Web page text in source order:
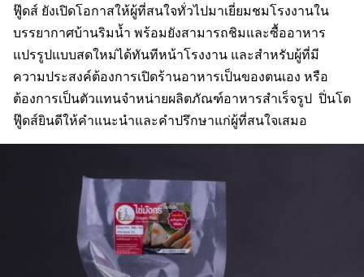
ฟู๊ดส์ ยังเปิดโอกาสให้ผู้ที่สนใจทั่วไปมาเยี่ยมชมโรงงานใน
บรรยากาศบ้านริมน้ำ พร้อมยังสามารถชิมและซื้ออาหาร
แปรรูปแบบสดใหม่ได้ทันทีหน้าโรงงาน และสำหรับผู้ที่มี
ความประสงค์ต้องการเปิดร้านอาหารเป็นของตนเอง หรือ
ต้องการเป็นตัวแทนจำหน่ายผลิตภัณฑ์อาหารสำเร็จรูป ปิ่นโต
ฟู๊ดส์ยินดีให้คำแนะนำและคำปรึกษาแก่ผู้ที่สนใจเสมอ